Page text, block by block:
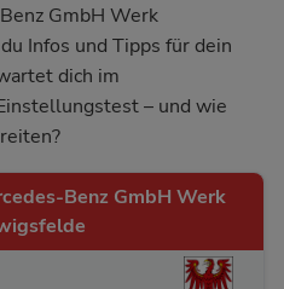
GmbH Werk
Infos und Tipps für dein
dich im
– und wie
Benz GmbH Werk